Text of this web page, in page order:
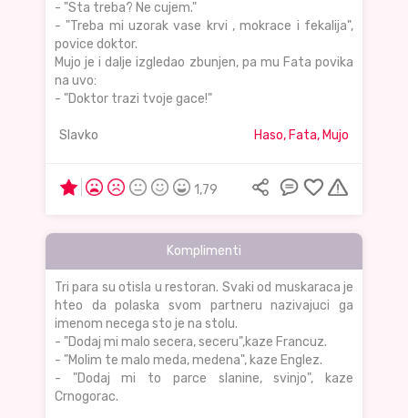
- "Sta treba? Ne cujem."
- "Treba mi uzorak vase krvi , mokrace i fekalija",
povice doktor.
Mujo je i dalje izgledao zbunjen, pa mu Fata povika
na uvo:
- "Doktor trazi tvoje gace!"
Slavko Haso, Fata, Mujo
1,79
Komplimenti
Tri para su otisla u restoran. Svaki od muskaraca je
hteo da polaska svom partneru nazivajuci ga
imenom necega sto je na stolu.
- "Dodaj mi malo secera, seceru",kaze Francuz.
- "Molim te malo meda, medena", kaze Englez.
- "Dodaj mi to parce slanine, svinjo", kaze
Crnogorac.